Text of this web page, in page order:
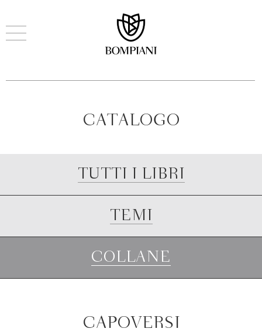
CATALOGO
TUTTI I LIBRI
TEMI
COLLANE
CAPOVERSI